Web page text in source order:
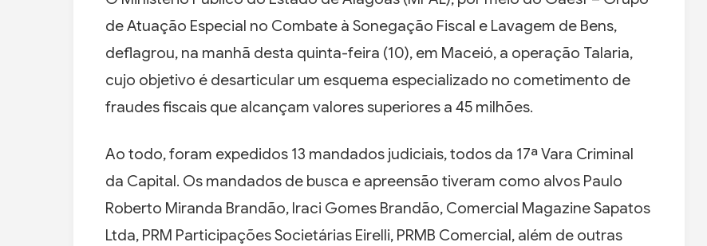
de Atuação Especial no Combate à Sonegação Fiscal e Lavagem de Bens,
deflagrou, na manhã desta quinta-feira (10), em Maceió, a operação Talaria,
cujo objetivo é desarticular um esquema especializado no cometimento de
fraudes fiscais que alcançam valores superiores a 45 milhões.
Ao todo, foram expedidos 13 mandados judiciais, todos da 17ª Vara Criminal
da Capital. Os mandados de busca e apreensão tiveram como alvos Paulo
Roberto Miranda Brandão, Iraci Gomes Brandão, Comercial Magazine Sapatos
Ltda, PRM Participações Societárias Eirelli, PRMB Comercial, além de outras